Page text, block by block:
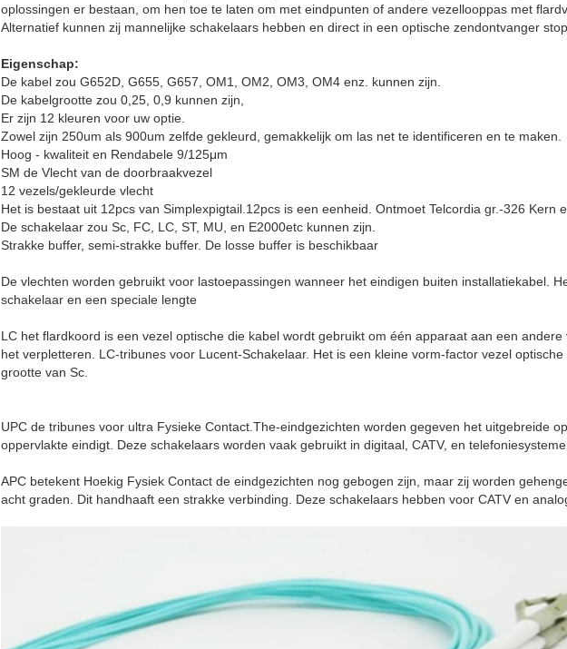
oplossingen er bestaan, om hen toe te laten om met eindpunten of andere vezellooppas met
Alternatief kunnen zij mannelijke schakelaars hebben en direct in een optische zendontvanger
Eigenschap:
De kabel zou G652D, G655, G657, OM1, OM2, OM3, OM4 enz. kunnen zijn.
De kabelgrootte zou 0,25, 0,9 kunnen zijn,
Er zijn 12 kleuren voor uw optie.
Zowel zijn 250um als 900um zelfde gekleurd, gemakkelijk om las net te identificeren en te maken.
Hoog - kwaliteit en Rendabele 9/125μm
SM de Vlecht van de doorbraakvezel
12 vezels/gekleurde vlecht
Het is bestaat uit 12pcs van Simplexpigtail.12pcs is een eenheid. Ontmoet Telcordia gr.-326 Kern
De schakelaar zou Sc, FC, LC, ST, MU, en E2000etc kunnen zijn.
Strakke buffer, semi-strakke buffer. De losse buffer is beschikbaar
De vlechten worden gebruikt voor lastoepassingen wanneer het eindigen buiten installatiekabel.
schakelaar en een speciale lengte
LC het flardkoord is een vezel optische die kabel wordt gebruikt om één apparaat aan een
het verpletteren. LC-tribunes voor Lucent-Schakelaar. Het is een kleine vorm-factor vezel
grootte van Sc.
UPC de tribunes voor ultra Fysieke Contact.The-eindgezichten worden gegeven het uitgebreide
oppervlakte eindigt. Deze schakelaars worden vaak gebruikt in digitaal, CATV, en
APC betekent Hoekig Fysiek Contact de eindgezichten nog gebogen zijn, maar zij worden
acht graden. Dit handhaaft een strakke verbinding. Deze schakelaars hebben voor CATV en